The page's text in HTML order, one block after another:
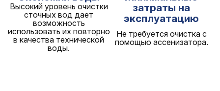
Высокий уровень очистки
сточных вод дает
возможность
использовать их повторно
в качества технической
воды.
затраты на
эксплуатацию
Не требуется очистка с
помощью ассенизатора.